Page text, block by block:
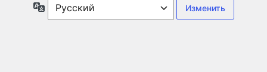
Язык